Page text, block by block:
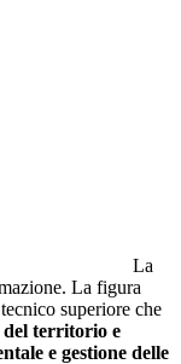
La
La figura
superiore che
del territorio e
e gestione delle